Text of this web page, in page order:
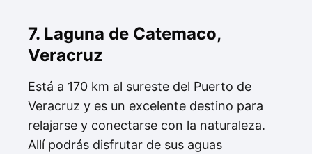
7. Laguna de Catemaco,
Veracruz
Está a 170 km al sureste del Puerto de
Veracruz y es un excelente destino para
relajarse y conectarse con la naturaleza.
Allí podrás disfrutar de sus aguas